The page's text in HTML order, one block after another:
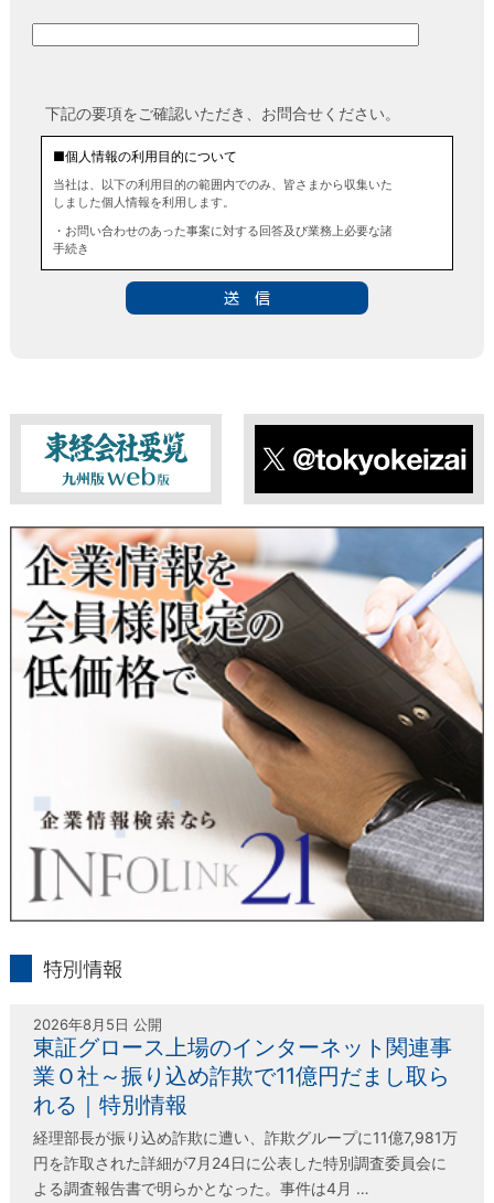
下記の要項をご確認いただき、お問合せください。
■個人情報の利用目的について
当社は、以下の利用目的の範囲内でのみ、皆さまから収集いた
しました個人情報を利用します。
・お問い合わせのあった事案に対する回答及び業務上必要な諸
手続き
■個人情報の第三者提供について
■ 個人情報提供の任意性及び留意点
個人情報のご提供は任意ですが、必要な個人情報をご提供いた
だけなかった場合は、上記利用目的を達成できない場合があり
ますのでご了承ください。
当社は、本人が自己の個人情報について、通知・開示・訂正・
追加・削除・利用停止・提供停止の希望がございましたら、本
人または代理人の請求応じて、個人データの通知・開示・訂
正・追加・削除・利用停止・提供停止の請求に応じます。
受付方法は、本人確認資料（運転免許証、パスポート何れかの
コピー）、「個人情報取扱申請書」「委任状」（代理人による
申請の場合のみ必要となります）を当社宛にお送り下さい。
＜個人情報保護に関するお問合せ・相談窓口＞
〒802-0004 北九州市小倉北区鍛冶町2丁目5-11（第一東経ビ
フリーダイヤル 0120-55-9986
受付時間 平日9：00～17：00
東経会社要覧web版 X
2026年8月5日 公開
東証グロース上場のインターネット関連事
業Ｏ社～振り込め詐欺で11億円だまし取ら
れる｜特別情報
経理部長が振り込め詐欺に遭い、詐欺グループに11億7,981万
円を詐取された詳細が7月24日に公表した特別調査委員会に
よる調査報告書で明らかとなった。事件は4月 …